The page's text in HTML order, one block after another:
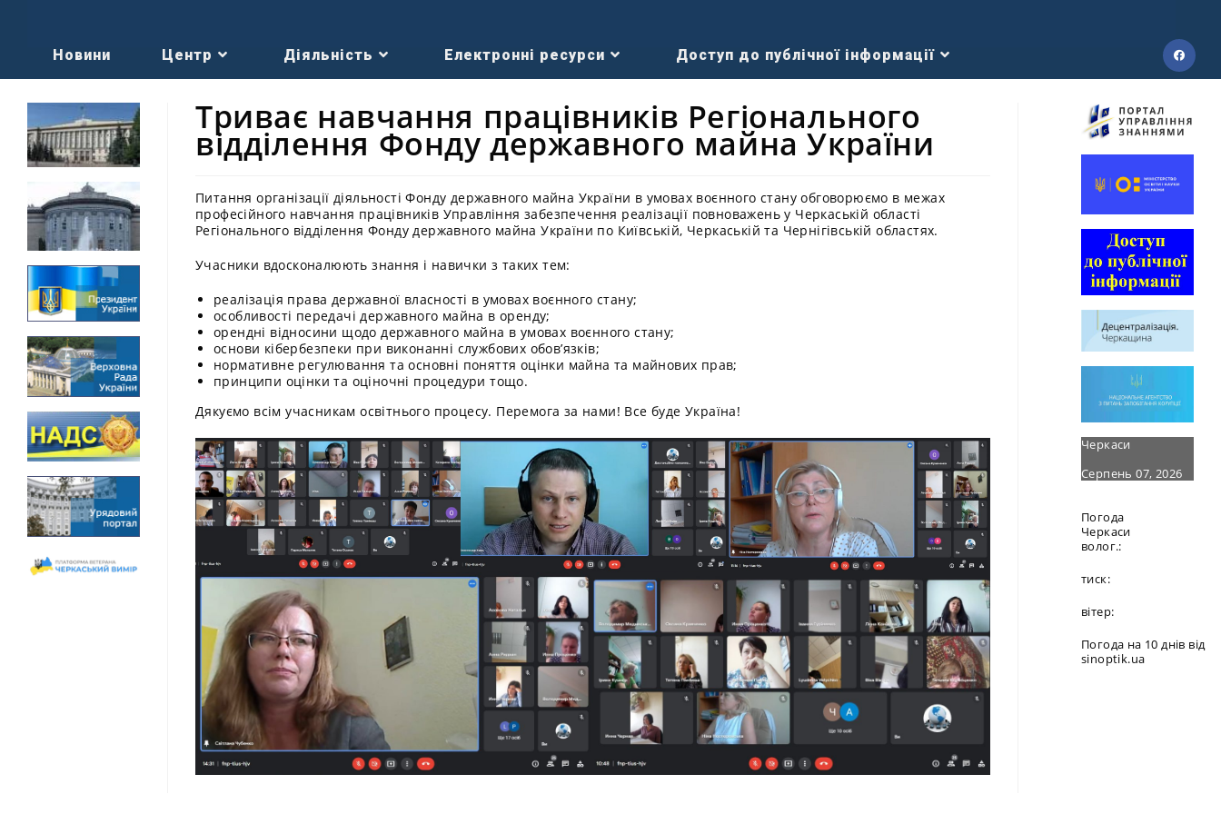
Новини Центр Діяльність Електронні ресурси Доступ до публічної інформації
Триває навчання працівників Регіонального
відділення Фонду державного майна України
Питання організації діяльності Фонду державного майна України в умовах воєнного стану обговорюємо в межах
професійного навчання працівників Управління забезпечення реалізації повноважень у Черкаській області
Регіонального відділення Фонду державного майна України по Київській, Черкаській та Чернігівській областях.
Учасники вдосконалюють знання і навички з таких тем:
реалізація права державної власності в умовах воєнного стану;
особливості передачі державного майна в оренду;
орендні відносини щодо державного майна в умовах воєнного стану;
основи кібербезпеки при виконанні службових обов’язків;
нормативне регулювання та основні поняття оцінки майна та майнових прав;
принципи оцінки та оціночні процедури тощо.
Дякуємо всім учасникам освітнього процесу. Перемога за нами! Все буде Україна!
Черкаси
Серпень 07, 2026
Погода
Черкаси
волог.:
тиск:
вітер:
Погода на 10 днів від
sinoptik.ua